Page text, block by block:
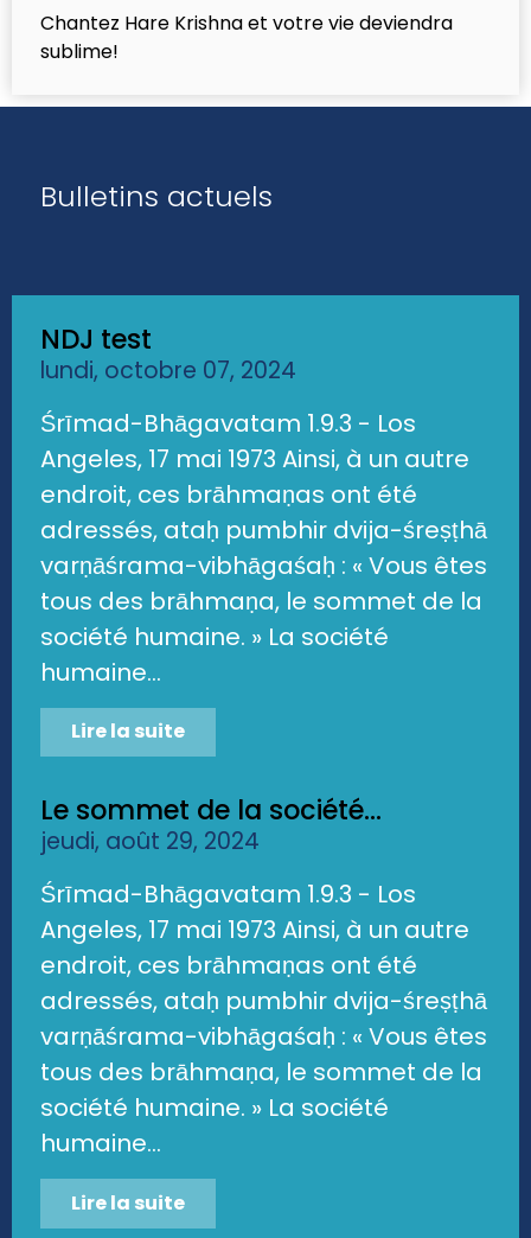
Chantez Hare Krishna et votre vie deviendra
sublime!
Bulletins actuels
NDJ test
lundi, octobre 07, 2024
Śrīmad-Bhāgavatam 1.9.3 - Los
Angeles, 17 mai 1973 Ainsi, à un autre
endroit, ces brāhmaṇas ont été
adressés, ataḥ pumbhir dvija-śreṣṭhā
varṇāśrama-vibhāgaśaḥ : « Vous êtes
tous des brāhmaṇa, le sommet de la
société humaine. » La société
humaine...
Lire la suite
Le sommet de la société...
jeudi, août 29, 2024
Śrīmad-Bhāgavatam 1.9.3 - Los
Angeles, 17 mai 1973 Ainsi, à un autre
endroit, ces brāhmaṇas ont été
adressés, ataḥ pumbhir dvija-śreṣṭhā
varṇāśrama-vibhāgaśaḥ : « Vous êtes
tous des brāhmaṇa, le sommet de la
société humaine. » La société
humaine...
Lire la suite